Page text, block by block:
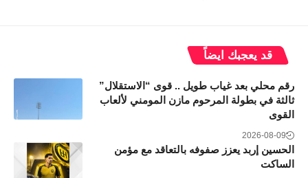
قد يعجبك ايضاً
رقم محلي بعد غياب طويل .. قوى “الاستقلال”
ثالثة في بطولة المرحوم مازن المومني لألعاب
القوى
2026-08-09
الحسين إربد يعزز صفوفه بالتعاقد مع مؤمن
الساكت